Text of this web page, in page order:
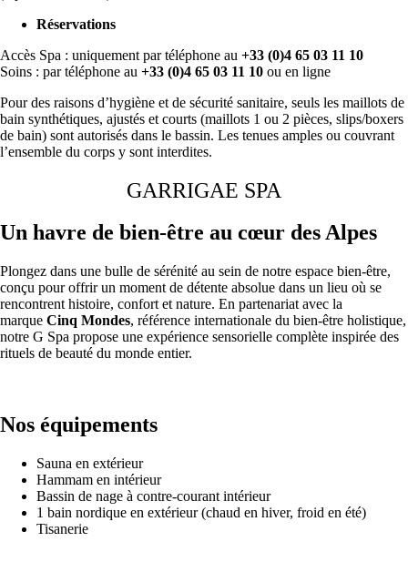
Réservations
Accès Spa : uniquement par téléphone au +33 (0)4 65 03 11 10
Soins : par téléphone au +33 (0)4 65 03 11 10 ou en ligne
Pour des raisons d’hygiène et de sécurité sanitaire, seuls les maillots de
bain synthétiques, ajustés et courts (maillots 1 ou 2 pièces, slips/boxers
de bain) sont autorisés dans le bassin. Les tenues amples ou couvrant
l’ensemble du corps y sont interdites.
GARRIGAE SPA
Un havre de bien-être au cœur des Alpes
Plongez dans une bulle de sérénité au sein de notre espace bien-être,
conçu pour offrir un moment de détente absolue dans un lieu où se
rencontrent histoire, confort et nature. En partenariat avec la
marque Cinq Mondes, référence internationale du bien-être holistique,
notre G Spa propose une expérience sensorielle complète inspirée des
rituels de beauté du monde entier.
Nos équipements
Sauna en extérieur
Hammam en intérieur
Bassin de nage à contre-courant intérieur
1 bain nordique en extérieur (chaud en hiver, froid en été)
Tisanerie